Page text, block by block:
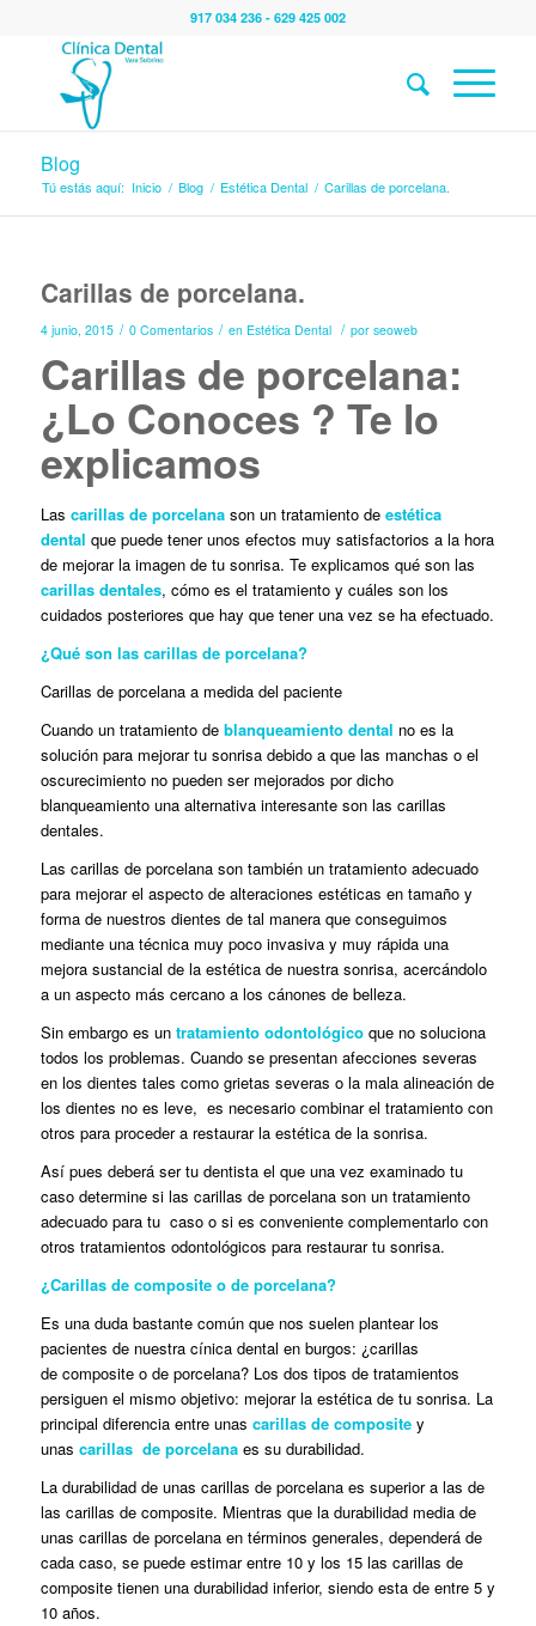
917 034 236 - 629 425 002
Blog
Tú estás aquí: Inicio / Blog / Estética Dental / Carillas de porcelana.
Carillas de porcelana.
4 junio, 2015 / 0 Comentarios / en Estética Dental / por seoweb
Carillas de porcelana:
¿Lo Conoces ? Te lo
explicamos
Las carillas de porcelanason un tratamiento de estética
dental que puede tener unos efectos muy satisfactorios a la hora
de mejorar la imagen de tu sonrisa. Te explicamos qué son las
carillas dentales, cómo es el tratamiento y cuáles son los
cuidados posteriores que hay que tener una vez se ha efectuado.
¿Qué son las carillas de porcelana?
Carillas de porcelana a medida del paciente
Cuando un tratamiento de blanqueamiento dental no es la
solución para mejorar tu sonrisa debido a que las manchas o el
oscurecimiento no pueden ser mejorados por dicho
blanqueamiento una alternativa interesante son las carillas
dentales.
Las carillas de porcelana son también un tratamiento adecuado
para mejorar el aspecto de alteraciones estéticas en tamaño y
forma de nuestros dientes de tal manera que conseguimos
mediante una técnica muy poco invasiva y muy rápida una
mejora sustancial de la estética de nuestra sonrisa, acercándolo
a un aspecto más cercano a los cánones de belleza.
Sin embargo es un tratamiento odontológicoque no soluciona
todos los problemas. Cuando se presentan afecciones severas
en los dientes tales como grietas severas o la mala alineación de
los dientes no es leve, es necesario combinar el tratamiento con
otros para proceder a restaurar la estética de la sonrisa.
Así pues deberá ser tu dentista el que una vez examinado tu
caso determine si las carillas de porcelana son un tratamiento
adecuado para tu caso o si es conveniente complementarlo con
otros tratamientos odontológicos para restaurar tu sonrisa.
¿Carillas de composite o de porcelana?
Es una duda bastante común que nos suelen plantear los
pacientes de nuestra cínica dental en burgos: ¿carillas
de composite o de porcelana? Los dos tipos de tratamientos
persiguen el mismo objetivo: mejorar la estética de tu sonrisa. La
principal diferencia entre unas carillas de compositey
unas carillas de porcelanaes su durabilidad.
La durabilidad de unas carillas de porcelana es superior a las de
las carillas de composite. Mientras que la durabilidad media de
unas carillas de porcelana en términos generales, dependerá de
cada caso, se puede estimar entre 10 y los 15 las carillas de
composite tienen una durabilidad inferior, siendo esta de entre 5 y
10 años.